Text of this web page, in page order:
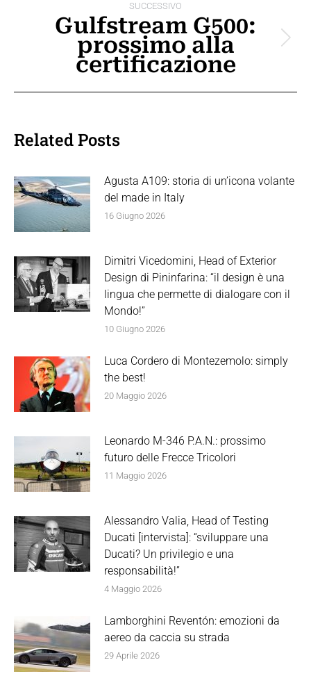
SUCCESSIVO
Prossimo
post:
Gulfstream G500:
prossimo alla
certificazione
Related Posts
Agusta A109: storia di un’icona volante
del made in Italy
16 Giugno 2026
Dimitri Vicedomini, Head of Exterior
Design di Pininfarina: “il design è una
lingua che permette di dialogare con il
Mondo!”
10 Giugno 2026
Luca Cordero di Montezemolo: simply
the best!
20 Maggio 2026
Leonardo M-346 P.A.N.: prossimo
futuro delle Frecce Tricolori
11 Maggio 2026
Alessandro Valia, Head of Testing
Ducati [intervista]: “sviluppare una
Ducati? Un privilegio e una
responsabilità!”
4 Maggio 2026
Lamborghini Reventón: emozioni da
aereo da caccia su strada
29 Aprile 2026